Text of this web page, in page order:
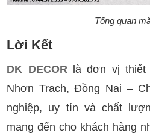
Tổng quan
Lời Kết
DK DECOR là đơn vị thiết
Nhơn Trach, Đồng Nai –
nghiệp, uy tín và chất
mang đến cho khách hàng